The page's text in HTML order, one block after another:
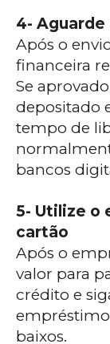
4- Aguarde
Após o
financeira
Se
depositado
tempo de
bancos
5- Utilize o
cartão
Após o
valor para
crédito e
baixos.